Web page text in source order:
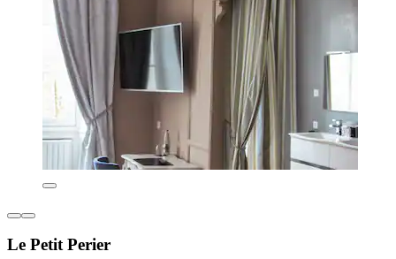
Le Petit Perier